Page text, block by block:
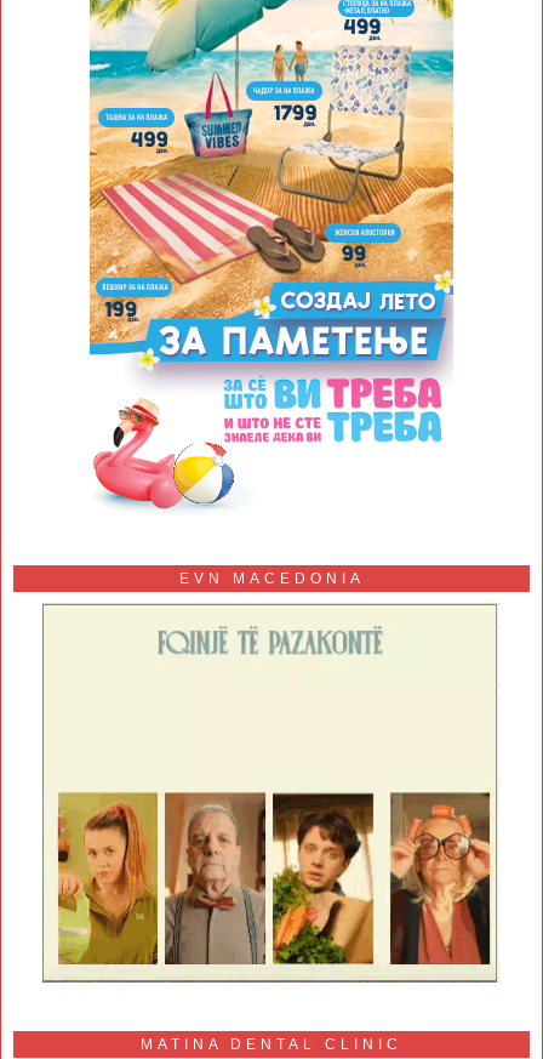
EVN MACEDONIA
MATINA DENTAL CLINIC